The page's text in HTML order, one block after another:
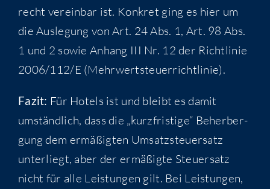
recht ver­ein­bar ist. Kon­kret ging es hier um
die Aus­le­gung von Art. 24 Abs. 1, Art. 98 Abs.
1 und 2 sowie Anhang III Nr. 12 der Richt­li­nie
2006/112/E (Mehr­wert­steu­er­richt­li­nie).
Fazit: Für Hotels ist und bleibt es damit
umständ­lich, dass die „kurz­fris­ti­ge“ Beher­ber­
gung dem ermä­ßig­ten Umsatz­steu­er­satz
unter­liegt, aber der ermä­ßig­te Steu­er­satz
nicht für alle Leis­tun­gen gilt. Bei Leis­tun­gen,